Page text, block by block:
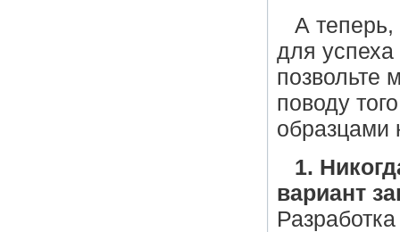
А теперь,
для
позвольте
поводу
образцами
1.
вариант